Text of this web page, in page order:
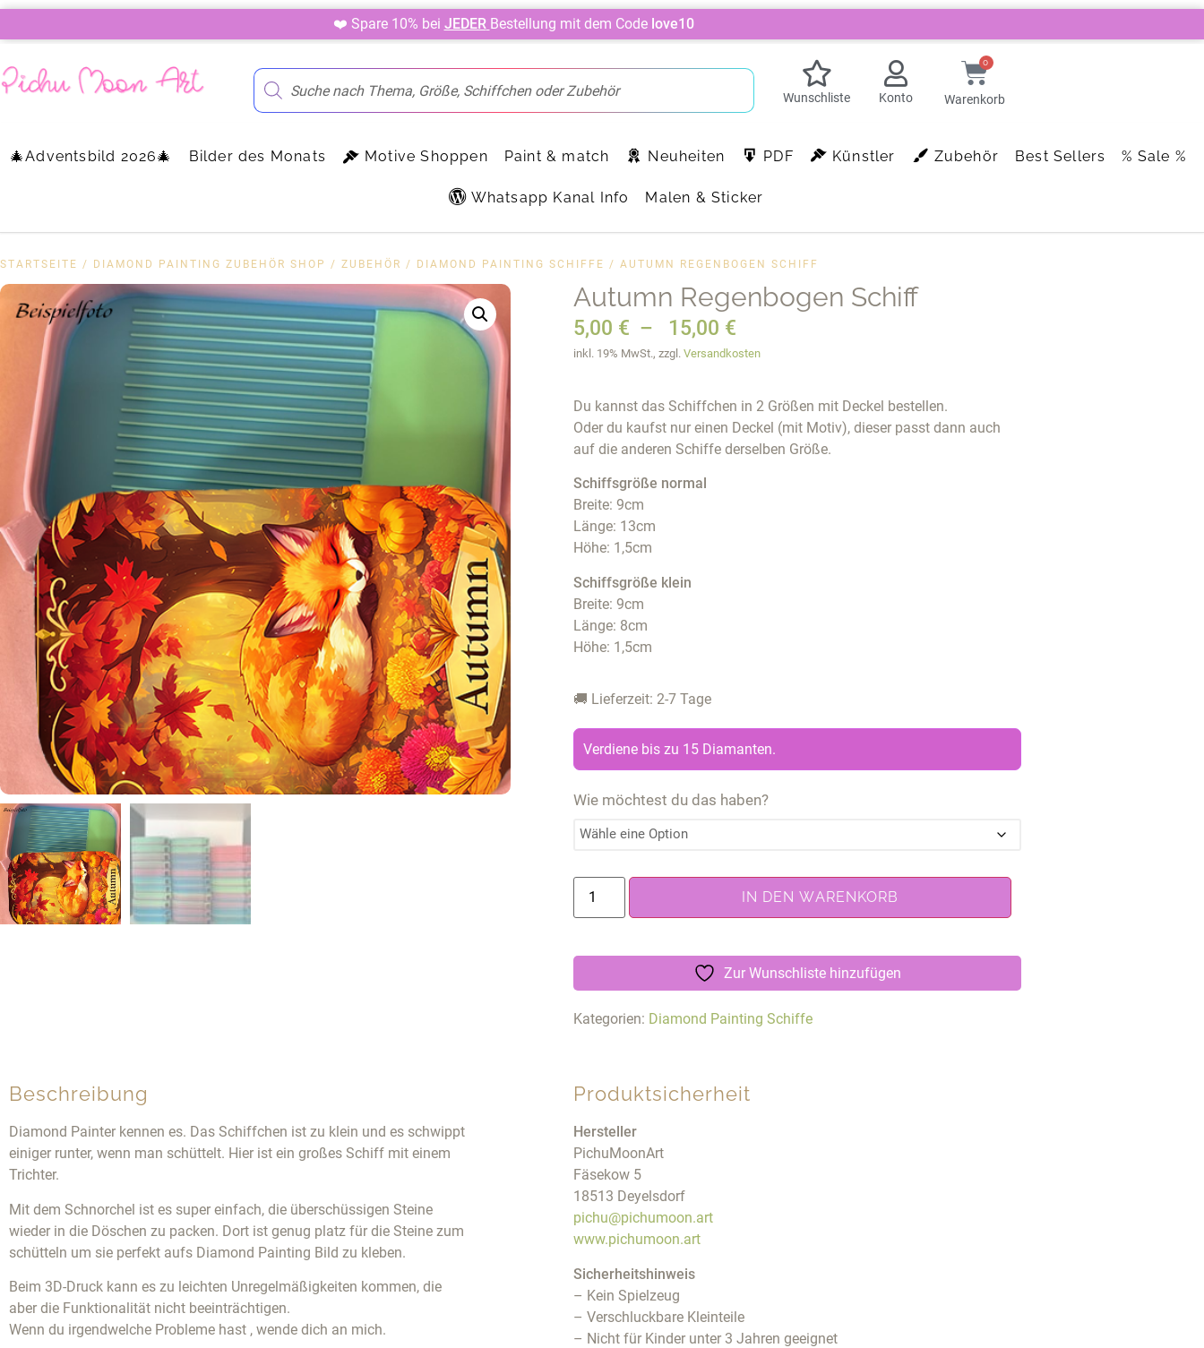
❤️ Spare 10% bei JEDER Bestellung mit dem Code love10
Wunschliste Konto
0
Warenkorb
🎄Adventsbild 2026🎄 Bilder des Monats Motive Shoppen Paint & match Neuheiten PDF Künstler Zubehör Best Sellers % Sale %
Whatsapp Kanal Info Malen & Sticker
STARTSEITE / DIAMOND PAINTING ZUBEHÖR SHOP / ZUBEHÖR / DIAMOND PAINTING SCHIFFE / AUTUMN REGENBOGEN SCHIFF
Autumn Regenbogen Schiff
5,00 € – 15,00 €
inkl. 19% MwSt., zzgl. Versandkosten
Du kannst das Schiffchen in 2 Größen mit Deckel bestellen.
Oder du kaufst nur einen Deckel (mit Motiv), dieser passt dann auch
auf die anderen Schiffe derselben Größe.
Schiffsgröße normal
Breite: 9cm
Länge: 13cm
Höhe: 1,5cm
Schiffsgröße klein
Breite: 9cm
Länge: 8cm
Höhe: 1,5cm
🚚 Lieferzeit: 2-7 Tage
Verdiene bis zu 15 Diamanten.
Wie möchtest du das haben?
IN DEN WARENKORB
Zur Wunschliste hinzufügen
Kategorien: Diamond Painting Schiffe
Beschreibung
Diamond Painter kennen es. Das Schiffchen ist zu klein und es schwippt
einiger runter, wenn man schüttelt. Hier ist ein großes Schiff mit einem
Trichter.
Mit dem Schnorchel ist es super einfach, die überschüssigen Steine
wieder in die Döschen zu packen. Dort ist genug platz für die Steine zum
schütteln um sie perfekt aufs Diamond Painting Bild zu kleben.
Beim 3D-Druck kann es zu leichten Unregelmäßigkeiten kommen, die
aber die Funktionalität nicht beeinträchtigen.
Wenn du irgendwelche Probleme hast , wende dich an mich.
Produktsicherheit
Hersteller
PichuMoonArt
Fäsekow 5
18513 Deyelsdorf
pichu@pichumoon.art
www.pichumoon.art
Sicherheitshinweis
– Kein Spielzeug
– Verschluckbare Kleinteile
– Nicht für Kinder unter 3 Jahren geeignet